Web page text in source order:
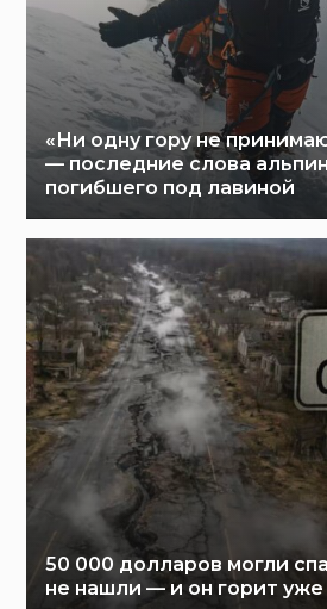
«Ни одну гору не
— последние слова
погибшего под лавиной
50 000 долларов могли
не нашли — и он горит